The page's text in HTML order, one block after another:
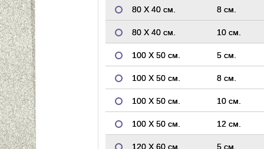
80 Х 40 см. 8 см.
80 Х 40 см. 10 см.
100 Х 50 см. 5 см.
100 Х 50 см. 8 см.
100 Х 50 см. 10 см.
100 Х 50 см. 12 см.
120 Х 60 см. 5 см.